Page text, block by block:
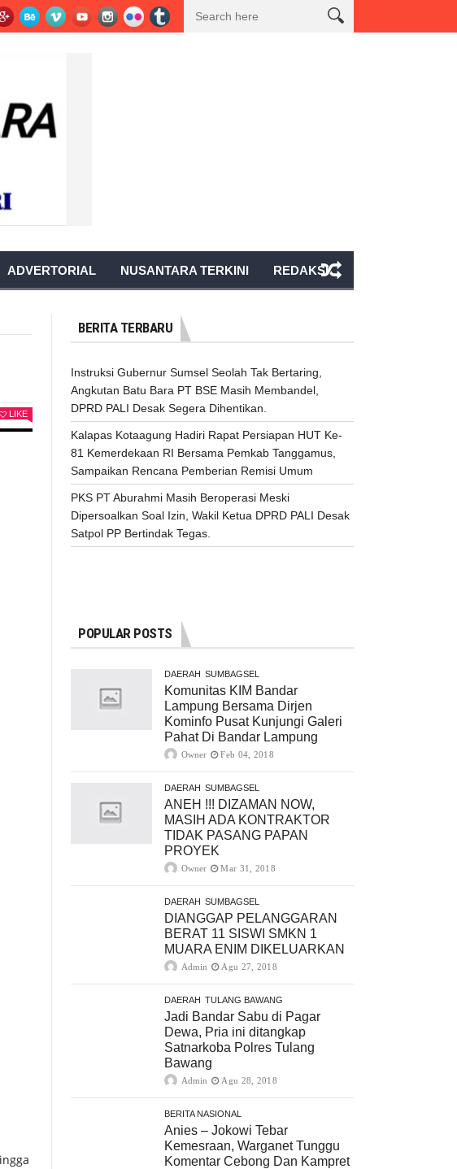
Kotaagung Hadiri Rapat Persiapan HUT Ke-81 Kemerdekaan RI Bersama Pemkab
ADVERTORIAL NUSANTARA TERKINI REDAKSI
LIKE
BERITA TERBARU
Instruksi Gubernur Sumsel Seolah Tak Bertaring,
Angkutan Batu Bara PT BSE Masih Membandel,
DPRD PALI Desak Segera Dihentikan.
Kalapas Kotaagung Hadiri Rapat Persiapan HUT Ke-
81 Kemerdekaan RI Bersama Pemkab Tanggamus,
Sampaikan Rencana Pemberian Remisi Umum
PKS PT Aburahmi Masih Beroperasi Meski
Dipersoalkan Soal Izin, Wakil Ketua DPRD PALI Desak
Satpol PP Bertindak Tegas.
POPULAR POSTS
DAERAH SUMBAGSEL
Komunitas KIM Bandar
Lampung Bersama Dirjen
Kominfo Pusat Kunjungi Galeri
Pahat Di Bandar Lampung
Owner Feb 04, 2018
DAERAH SUMBAGSEL
ANEH !!! DIZAMAN NOW,
MASIH ADA KONTRAKTOR
TIDAK PASANG PAPAN
PROYEK
Owner Mar 31, 2018
DAERAH SUMBAGSEL
DIANGGAP PELANGGARAN
BERAT 11 SISWI SMKN 1
MUARA ENIM DIKELUARKAN
Admin Agu 27, 2018
DAERAH TULANG BAWANG
Jadi Bandar Sabu di Pagar
Dewa, Pria ini ditangkap
Satnarkoba Polres Tulang
Bawang
Admin Agu 28, 2018
BERITA NASIONAL
Anies – Jokowi Tebar
Kemesraan, Warganet Tunggu
Komentar Cebong Dan Kampret